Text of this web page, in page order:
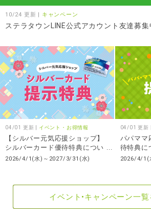
10/24 更新 | キャンペーン
ステラタウンLINE公式アカウント友達募集
04/01 更新 | イベント・お得情報
【シルバー元気応援ショップ】
シルバーカード優待特典につい
て
2026/4/1(水)～2027/3/31(水)
04/01 更新 |
パパママ
待特典に
2026/4/1(
イベント•キャンペーン一覧